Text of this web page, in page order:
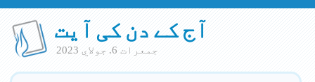
آج کے دن کی آیت
جمعرات 6. جولاي 2023